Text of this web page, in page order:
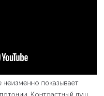
неизменно показывает
Контрастный душ,